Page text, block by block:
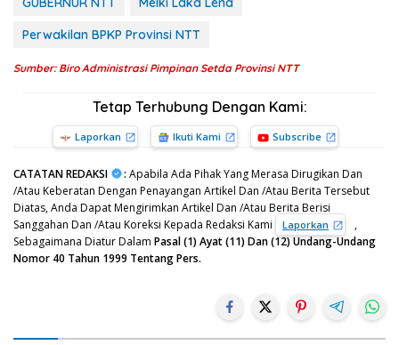
Perwakilan BPKP Provinsi NTT
Sumber: Biro Administrasi Pimpinan Setda Provinsi NTT
Tetap Terhubung Dengan Kami:
Laporkan Ikuti Kami Subscribe
CATATAN REDAKSI : Apabila Ada Pihak Yang Merasa Dirugikan Dan
/Atau Keberatan Dengan Penayangan Artikel Dan /Atau Berita Tersebut
Diatas, Anda Dapat Mengirimkan Artikel Dan /Atau Berita Berisi
Sanggahan Dan /Atau Koreksi Kepada Redaksi Kami
Laporkan
,
Sebagaimana Diatur Dalam Pasal (1) Ayat (11) Dan (12) Undang-Undang
Nomor 40 Tahun 1999 Tentang Pers.